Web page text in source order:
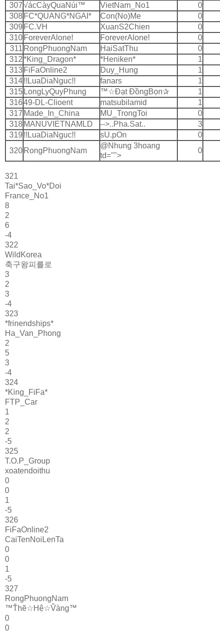
307√ácCàyQuaNúi™ VietNam_No1
0
308 FC*QUANG*NGAI* Con(No)Me
0
309 FC.VH XuanS2Chien
0
310 ForeverAlone! ForeverAlоne!
0
311 RongPhuongNam HaiSatThu
0
312*King_Dragon* *Heniken*
1
313 FiFaOnline2 Duy_Hung
1
314!!LuaDiaNguc!! fanars
1
315 LongLyQuyPhung ™☆Ðạt ÐồngBọn✰
1
31649-DL-Clioent matsubilamid
1
317 Made_In_China MU_TrongToi
0
318 MANUVIETNAMLD -->..Pha.Sat..
3
319 !!LuaDiaNguc!! sU.pOn
0
320 RongPhuongNam
@Nhung 3hoang
td="">
0
321
Tai*Sao_Vo*Doi
France_No1
8
2
6
-4
322
WildKorea
축구왕피를로
3
2
3
-4
323
*frinendships*
Ha_Van_Phong
2
5
3
-4
324
*King_FiFa*
FTP_Car
1
2
2
-5
325
T.O.P_Group
xoatendoithu
0
0
1
-5
326
FiFaOnline2
CaiTenNoiLenTa
0
0
1
-5
327
RongPhuongNam
™Ťhẽ☆Hệ☆Ṽàng™
0
0